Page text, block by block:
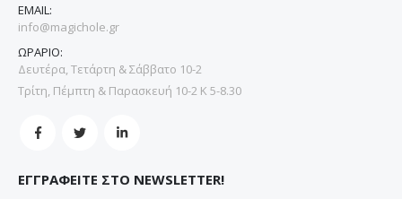
EMAIL:
info@magichole.gr
ΩΡΑΡΙΟ:
Δευτέρα, Τετάρτη & Σάββατο 10-2
Τρίτη, Πέμπτη & Παρασκευή 10-2 Κ 5-8.30
ΕΓΓΡΑΦΕΙΤΕ ΣΤΟ NEWSLETTER!